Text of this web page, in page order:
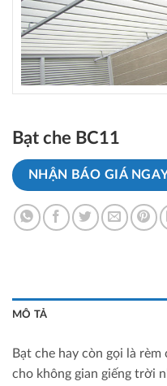
Bạt che BC11
NHẬN BÁO GIÁ
MÔ TẢ
Bạt che hay còn gọi là
cho không gian giếng trời